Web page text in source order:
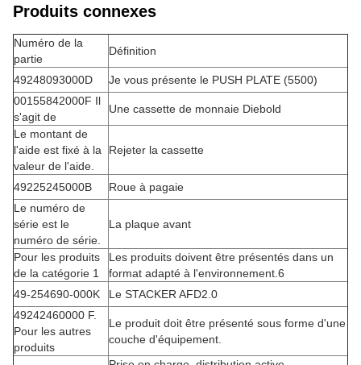
Produits connexes
Numéro de la
partie
Définition
49248093000D
Je vous présente le PUSH PLATE (5500)
00155842000F Il
s'agit de
Une cassette de monnaie Diebold
Le montant de
l'aide est fixé à la
valeur de l'aide.
Rejeter la cassette
49225245000B
Roue à pagaie
Le numéro de
série est le
numéro de série.
La plaque avant
Pour les produits
de la catégorie 1
Les produits doivent être présentés dans un
format adapté à l'environnement.6
49-254690-000K
Le STACKER AFD2.0
49242460000 F.
Pour les autres
produits
Le produit doit être présenté sous forme d'une
couche d'équipement.